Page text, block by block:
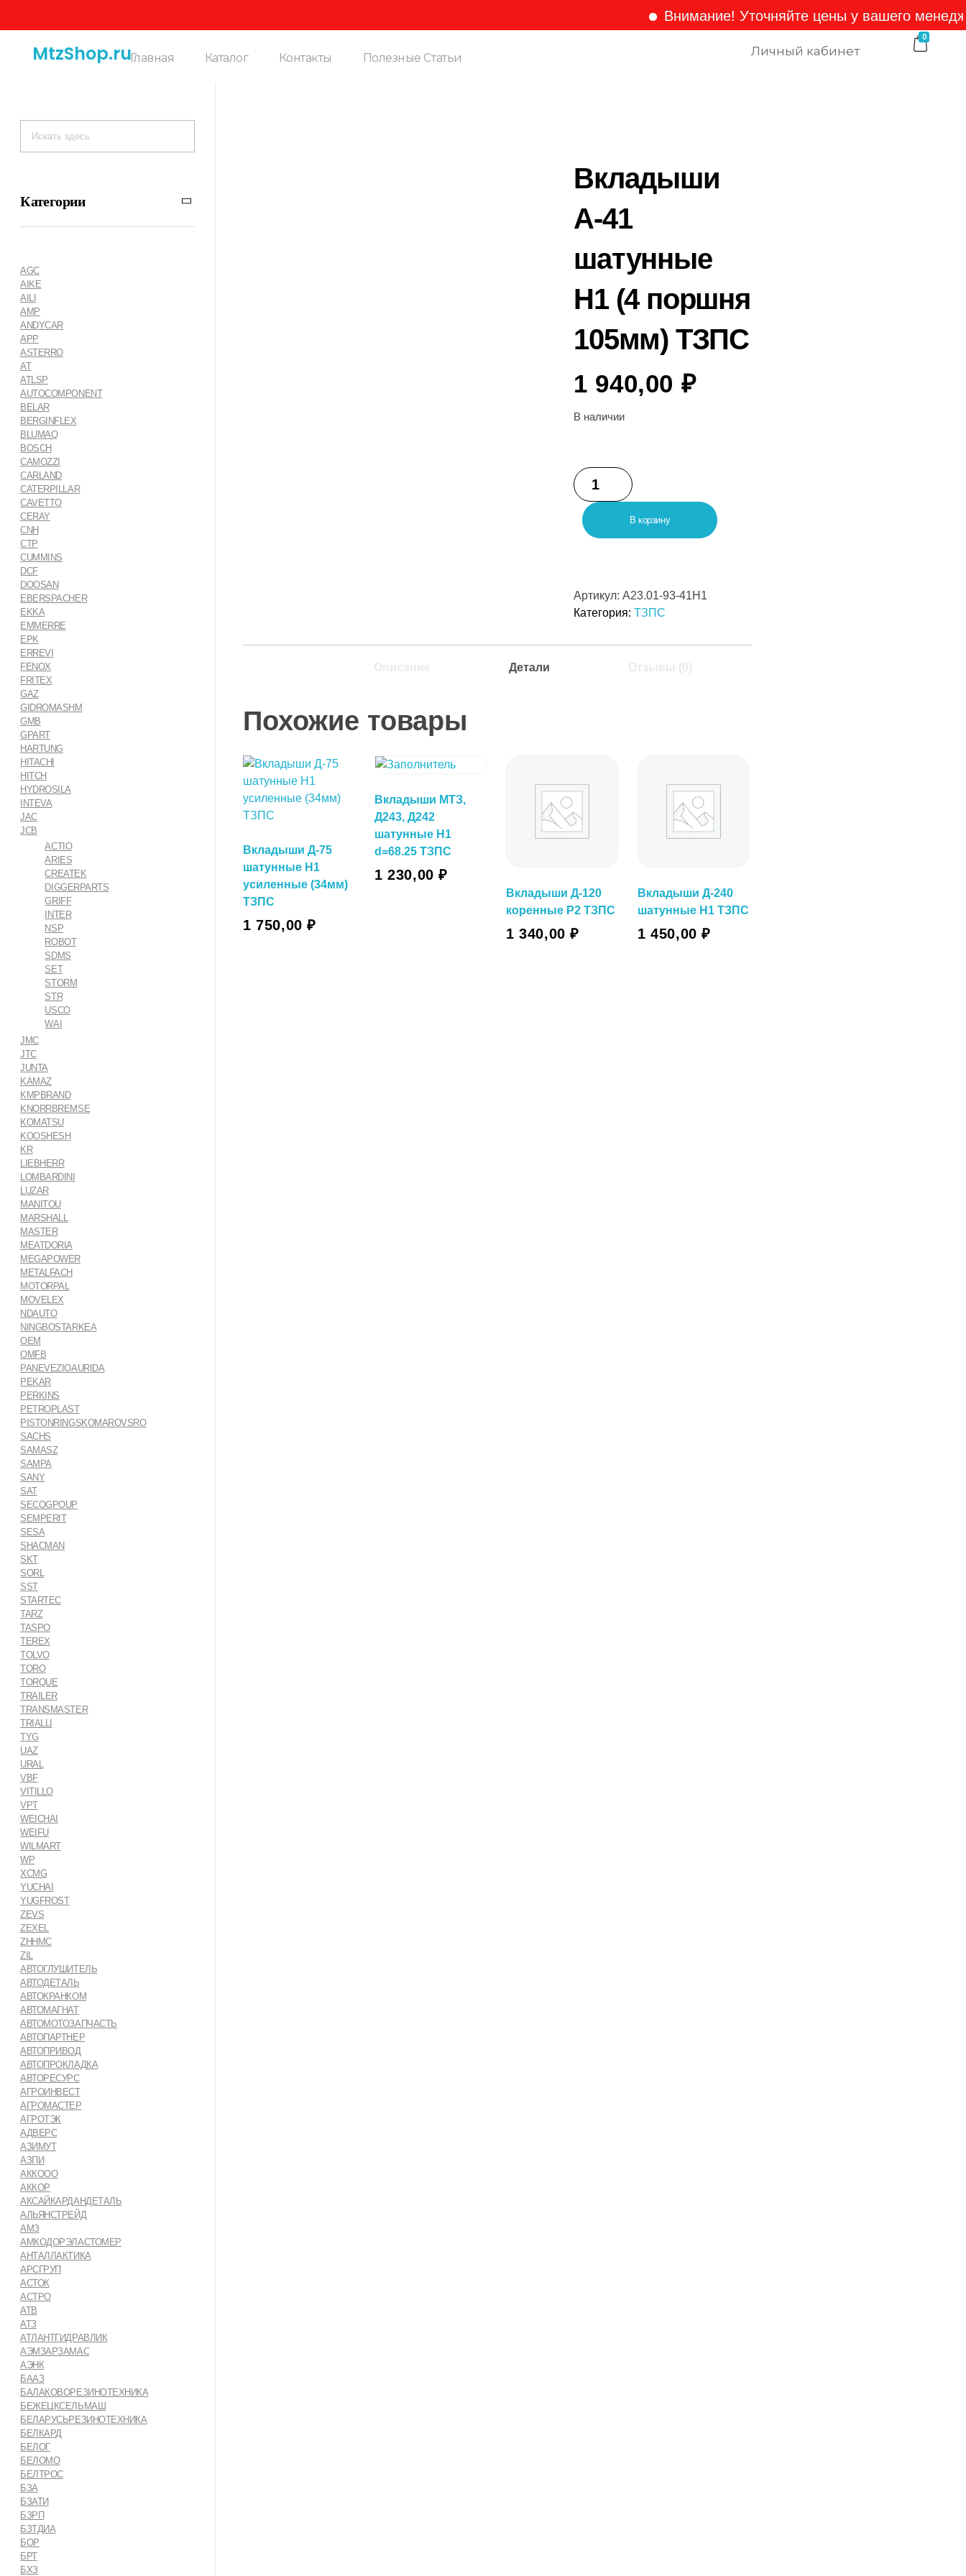
Внимание! Уточняйте цены у вашего менеджера!
MtzShop.ruГлавная Каталог Контакты Полезные Статьи Личный кабинет
0
Вкладыши
А-41
шатунные
Н1 (4 поршня
105мм) ТЗПС
1 940,00 ₽
В наличии
В корзину
Артикул:А23.01-93-41Н1
Категория:ТЗПС
Детали
Похожие товары
Вкладыши Д-75
шатунные Н1
усиленные (34мм)
ТЗПС
1 750,00₽
Вкладыши МТЗ,
Д243, Д242
шатунные Н1
d=68.25 ТЗПС
1 230,00₽
В Корзину
Вкладыши Д-120
коренные Р2 ТЗПС
1 340,00₽
Вкладыши Д-240
шатунные Н1 ТЗПС
1 450,00₽
В Корзину
Категории
AGC
AIKE
AILI
AMP
ANDYCAR
APP
ASTERRO
AT
ATLSP
AUTOCOMPONENT
BELAR
BERGINFLEX
BLUMAQ
BOSCH
CAMOZZI
CARLAND
CATERPILLAR
CAVETTO
CERAY
CNH
CTP
CUMMINS
DCF
DOOSAN
EBERSPACHER
EKKA
EMMERRE
EPK
ERREVI
FENOX
FRITEX
GAZ
GIDROMASHM
GMB
GPART
HARTUNG
HITACHI
HITCH
HYDROSILA
INTEVA
JAC
JCB
ACTIO
ARIES
CREATEK
DIGGERPARTS
GRIFF
INTER
NSP
ROBOT
SDMS
SET
STORM
STR
USCO
WAI
JMC
JTC
JUNTA
KAMAZ
KMPBRAND
KNORRBREMSE
KOMATSU
KOOSHESH
KR
LIEBHERR
LOMBARDINI
LUZAR
MANITOU
MARSHALL
MASTER
MEATDORIA
MEGAPOWER
METALFACH
MOTORPAL
MOVELEX
NDAUTO
NINGBOSTARKEA
OEM
OMFB
PANEVEZIOAURIDA
PEKAR
PERKINS
PETROPLAST
PISTONRINGSKOMAROVSRO
SACHS
SAMASZ
SAMPA
SANY
SAT
SECOGPOUP
SEMPERIT
SESA
SHACMAN
SKT
SORL
SST
STARTEC
TARZ
TASPO
TEREX
TOLVO
TORO
TORQUE
TRAILER
TRANSMASTER
TRIALLI
TYG
UAZ
URAL
VBF
VITILLO
VPT
WEICHAI
WEIFU
WILMART
WP
XCMG
YUCHAI
YUGFROST
ZEVS
ZEXEL
ZHHMC
ZIL
АВТОГЛУШИТЕЛЬ
АВТОДЕТАЛЬ
АВТОКРАНКОМ
АВТОМАГНАТ
АВТОМОТОЗАПЧАСТЬ
АВТОПАРТНЕР
АВТОПРИВОД
АВТОПРОКЛАДКА
АВТОРЕСУРС
АГРОИНВЕСТ
АГРОМАСТЕР
АГРОТЭК
АДВЕРС
АЗИМУТ
АЗПИ
АККООО
АККОР
АКСАЙКАРДАНДЕТАЛЬ
АЛЬЯНСТРЕЙД
АМЗ
АМКОДОРЭЛАСТОМЕР
АНТАЛЛАКТИКА
АРСГРУП
АСТОК
АСТРО
АТВ
АТЗ
АТЛАНТГИДРАВЛИК
АЭМЗАРЗАМАС
АЭНК
БААЗ
БАЛАКОВОРЕЗИНОТЕХНИКА
БЕЖЕЦКСЕЛЬМАШ
БЕЛАРУСЬРЕЗИНОТЕХНИКА
БЕЛКАРД
БЕЛОГ
БЕЛОМО
БЕЛТРОС
БЗА
БЗАТИ
БЗРП
БЗТДИА
БОР
БРТ
БХЗ